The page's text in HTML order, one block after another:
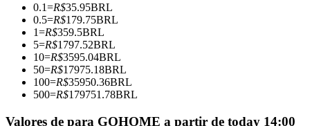
Torne-se um Trader de Cópias
Desfrute da partilha de lucros e comissões de copy trading
0.1=R$35.95BRL
0.5=R$179.75BRL
1=R$359.5BRL
5=R$1797.52BRL
10=R$3595.04BRL
50=R$17975.18BRL
100=R$35950.36BRL
500=R$179751.78BRL
Valores de para GOHOME a partir de today 14:00